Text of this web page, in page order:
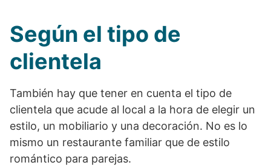
Según el tipo de
clientela
También hay que tener en cuenta el tipo de
clientela que acude al local a la hora de elegir un
estilo, un mobiliario y una decoración. No es lo
mismo un restaurante familiar que de estilo
romántico para parejas.